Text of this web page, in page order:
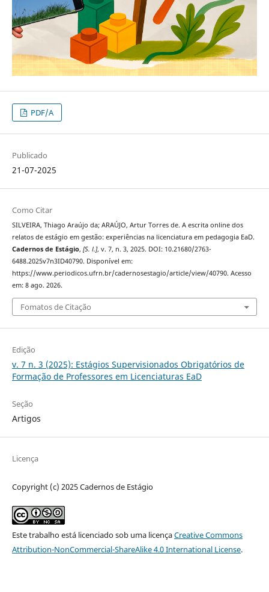
PDF/A
Publicado
21-07-2025
Como Citar
SILVEIRA, Thiago Araújo da; ARAÚJO, Artur Torres de. A escrita online dos
relatos de estágio em gestão: experiências na licenciatura em pedagogia EaD.
Cadernos de Estágio, [S. l.], v. 7, n. 3, 2025. DOI: 10.21680/2763-
6488.2025v7n3ID40790. Disponível em:
https://www.periodicos.ufrn.br/cadernosestagio/article/view/40790. Acesso
em: 8 ago. 2026.
Fomatos de Citação
Edição
v. 7 n. 3 (2025): Estágios Supervisionados Obrigatórios de
Formação de Professores em Licenciaturas EaD
Seção
Artigos
Licença
Copyright (c) 2025 Cadernos de Estágio
Este trabalho está licenciado sob uma licençaCreative Commons
Attribution-NonCommercial-ShareAlike 4.0 International License.